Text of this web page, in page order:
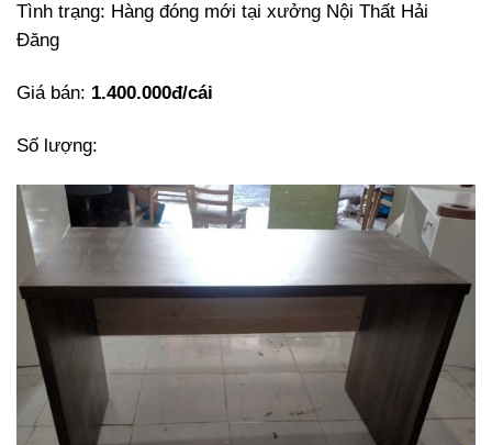
Tình trạng: Hàng đóng mới tại xưởng Nội Thất Hải
Đăng
Giá bán: 1.400.000đ/cái
Số lượng: